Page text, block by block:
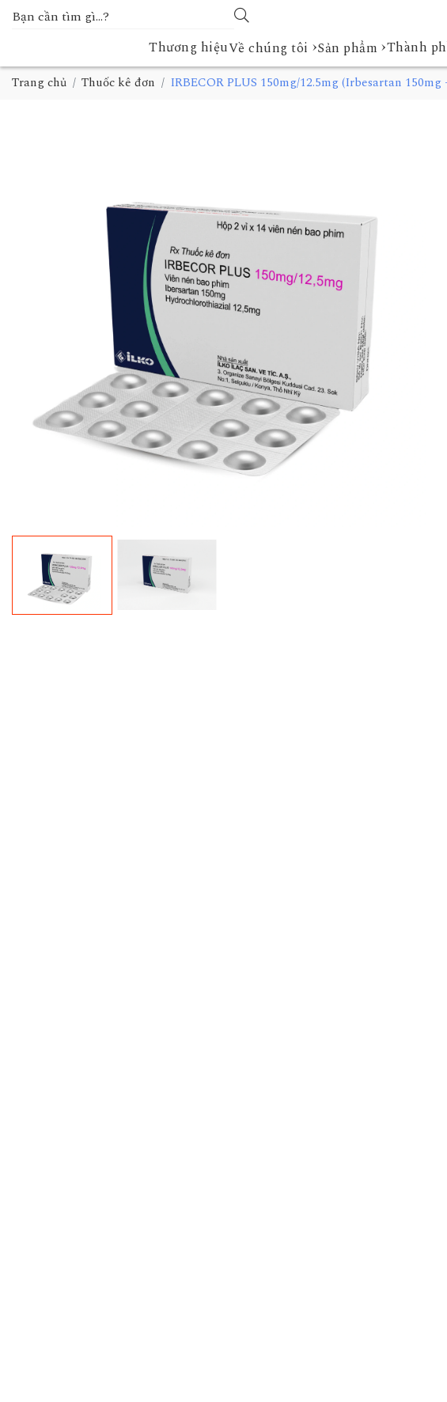
Thương hiệuVề chúng tôi ›Sản phẩm ›Thành
Trang chủ Thuốc kê đơn IRBECOR PLUS 150mg/12.5mg (Irbesartan